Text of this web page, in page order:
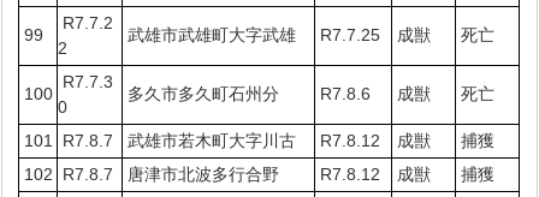
99
R7.7.2
2
武雄市武雄町大字武雄 R7.7.25 成獣 死亡
100
R7.7.3
0
多久市多久町石州分 R7.8.6 成獣 死亡
101 R7.8.7 武雄市若木町大字川古 R7.8.12 成獣
捕獲
102
R7.8.7 唐津市北波多行合野 R7.8.12 成獣
捕獲